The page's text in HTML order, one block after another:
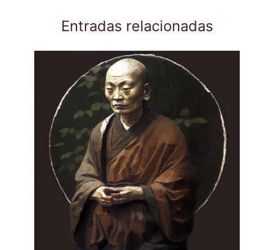
Entradas relacionadas